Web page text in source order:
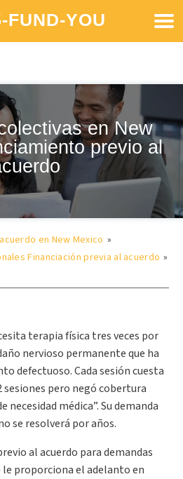
FUND-YOU
en New
previo al
en New Mexico »
Financiación previa al acuerdo »
terapia física tres veces por
nervioso permanente que ha
defectuoso. Cada sesión cuesta
sesiones pero negó cobertura
médica”. Su demanda
se resolverá por años.
al acuerdo para demandas
le proporciona el adelanto en